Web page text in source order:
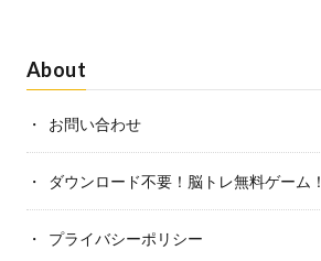
About
お問い合わせ
ダウンロード不要！脳トレ無料ゲーム！
プライバシーポリシー